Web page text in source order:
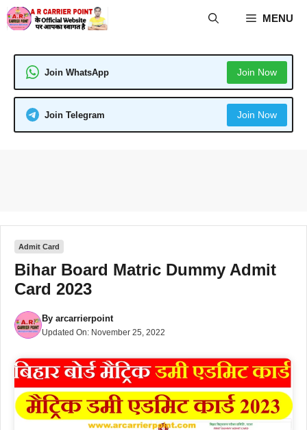
Skip
to
MENU
Join WhatsApp Join Now
Join Telegram Join Now
Admit Card
Bihar Board Matric Dummy Admit
Card 2023
By arcarrierpoint
Updated On: November 25, 2022